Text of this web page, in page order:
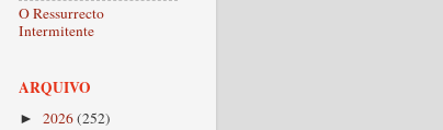
O Ressurrecto
Intermitente
ARQUIVO
► 2026(252)